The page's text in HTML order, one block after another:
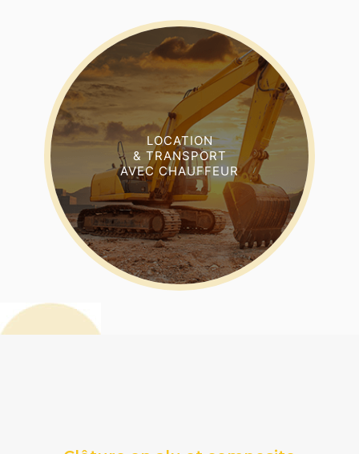
LOCATION
& TRANSPORT
AVEC CHAUFFEUR